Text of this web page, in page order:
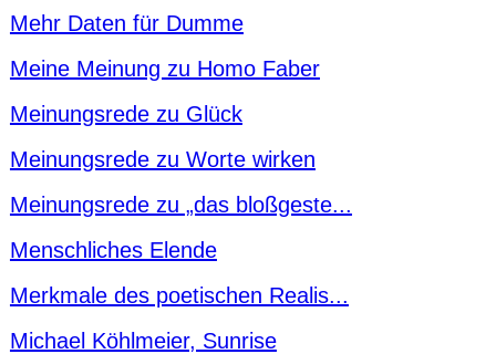
Mehr Daten für Dumme
Meine Meinung zu Homo Faber
Meinungsrede zu Glück
Meinungsrede zu Worte wirken
Meinungsrede zu „das bloßgeste...
Menschliches Elende
Merkmale des poetischen Realis...
Michael Köhlmeier, Sunrise